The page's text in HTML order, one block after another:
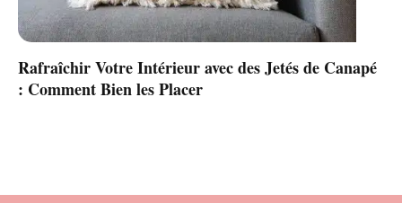
Rafraîchir Votre Intérieur avec des Jetés de Canapé
: Comment Bien les Placer